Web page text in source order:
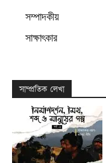
সম্পাদকীয়
সাক্ষাৎকার
সাম্প্রতিক লেখা